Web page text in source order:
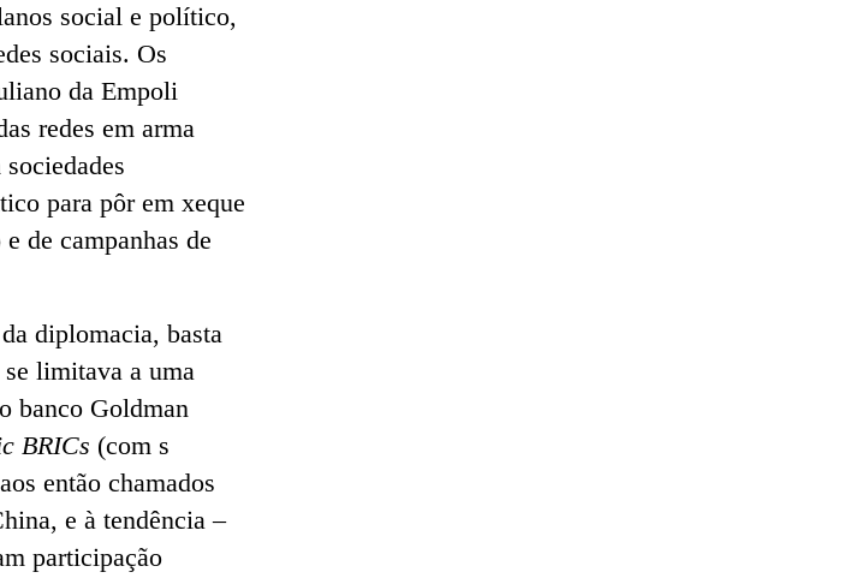
social e político,
sociais. Os
da Empoli
redes em arma
para pôr em xeque
de campanhas de
diplomacia, basta
limitava a uma
banco Goldman
BRICs (com s
então chamados
e à tendência –
participação